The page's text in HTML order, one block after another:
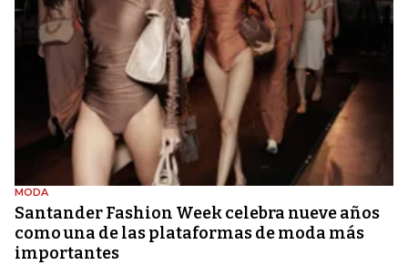
MODA
Santander Fashion Week celebra nueve años
como una de las plataformas de moda más
importantes